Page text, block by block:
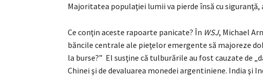
Majoritatea populaţiei lumii va pierde însă cu siguranţă,
Ce conţin aceste rapoarte panicate? În WSJ, Michael
băncile centrale ale pieţelor emergente să majoreze
la burse?” El susţine că tulburările au fost cauzate de
Chinei şi de devaluarea monedei argentiniene. India şi